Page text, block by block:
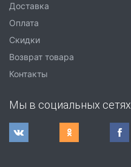
Доставка
Оплата
Скидки
Возврат товара
Контакты
Мы в социальных сетях